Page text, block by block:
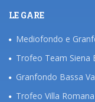
LE GARE
Mediofondo e
Trofeo Team Siena
Granfondo Bassa
Trofeo Villa Romana